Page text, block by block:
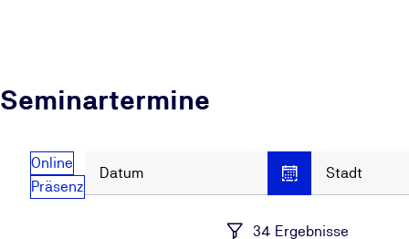
Seminartermine
Online
Präsenz
Datum Stadt
34 Ergebnisse